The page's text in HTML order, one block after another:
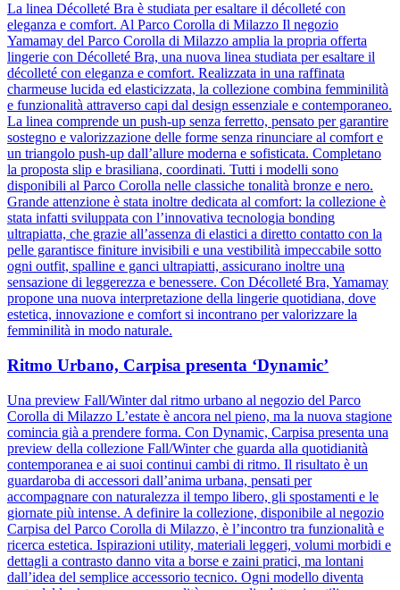
La linea Décolleté Bra è studiata per esaltare il décolleté con
eleganza e comfort. Al Parco Corolla di Milazzo Il negozio
Yamamay del Parco Corolla di Milazzo amplia la propria offerta
lingerie con Décolleté Bra, una nuova linea studiata per esaltare il
décolleté con eleganza e comfort. Realizzata in una raffinata
charmeuse lucida ed elasticizzata, la collezione combina femminilità
e funzionalità attraverso capi dal design essenziale e contemporaneo.
La linea comprende un push-up senza ferretto, pensato per garantire
sostegno e valorizzazione delle forme senza rinunciare al comfort e
un triangolo push-up dall’allure moderna e sofisticata. Completano
la proposta slip e brasiliana, coordinati. Tutti i modelli sono
disponibili al Parco Corolla nelle classiche tonalità bronze e nero.
Grande attenzione è stata inoltre dedicata al comfort: la collezione è
stata infatti sviluppata con l’innovativa tecnologia bonding
ultrapiatta, che grazie all’assenza di elastici a diretto contatto con la
pelle garantisce finiture invisibili e una vestibilità impeccabile sotto
ogni outfit, spalline e ganci ultrapiatti, assicurano inoltre una
sensazione di leggerezza e benessere. Con Décolleté Bra, Yamamay
propone una nuova interpretazione della lingerie quotidiana, dove
estetica, innovazione e comfort si incontrano per valorizzare la
femminilità in modo naturale.
Ritmo Urbano, Carpisa presenta ‘Dynamic’
Una preview Fall/Winter dal ritmo urbano al negozio del Parco
Corolla di Milazzo L’estate è ancora nel pieno, ma la nuova stagione
comincia già a prendere forma. Con Dynamic, Carpisa presenta una
preview della collezione Fall/Winter che guarda alla quotidianità
contemporanea e ai suoi continui cambi di ritmo. Il risultato è un
guardaroba di accessori dall’anima urbana, pensati per
accompagnare con naturalezza il tempo libero, gli spostamenti e le
giornate più intense. A definire la collezione, disponibile al negozio
Carpisa del Parco Corolla di Milazzo, è l’incontro tra funzionalità e
ricerca estetica. Ispirazioni utility, materiali leggeri, volumi morbidi e
dettagli a contrasto danno vita a borse e zaini pratici, ma lontani
dall’idea del semplice accessorio tecnico. Ogni modello diventa